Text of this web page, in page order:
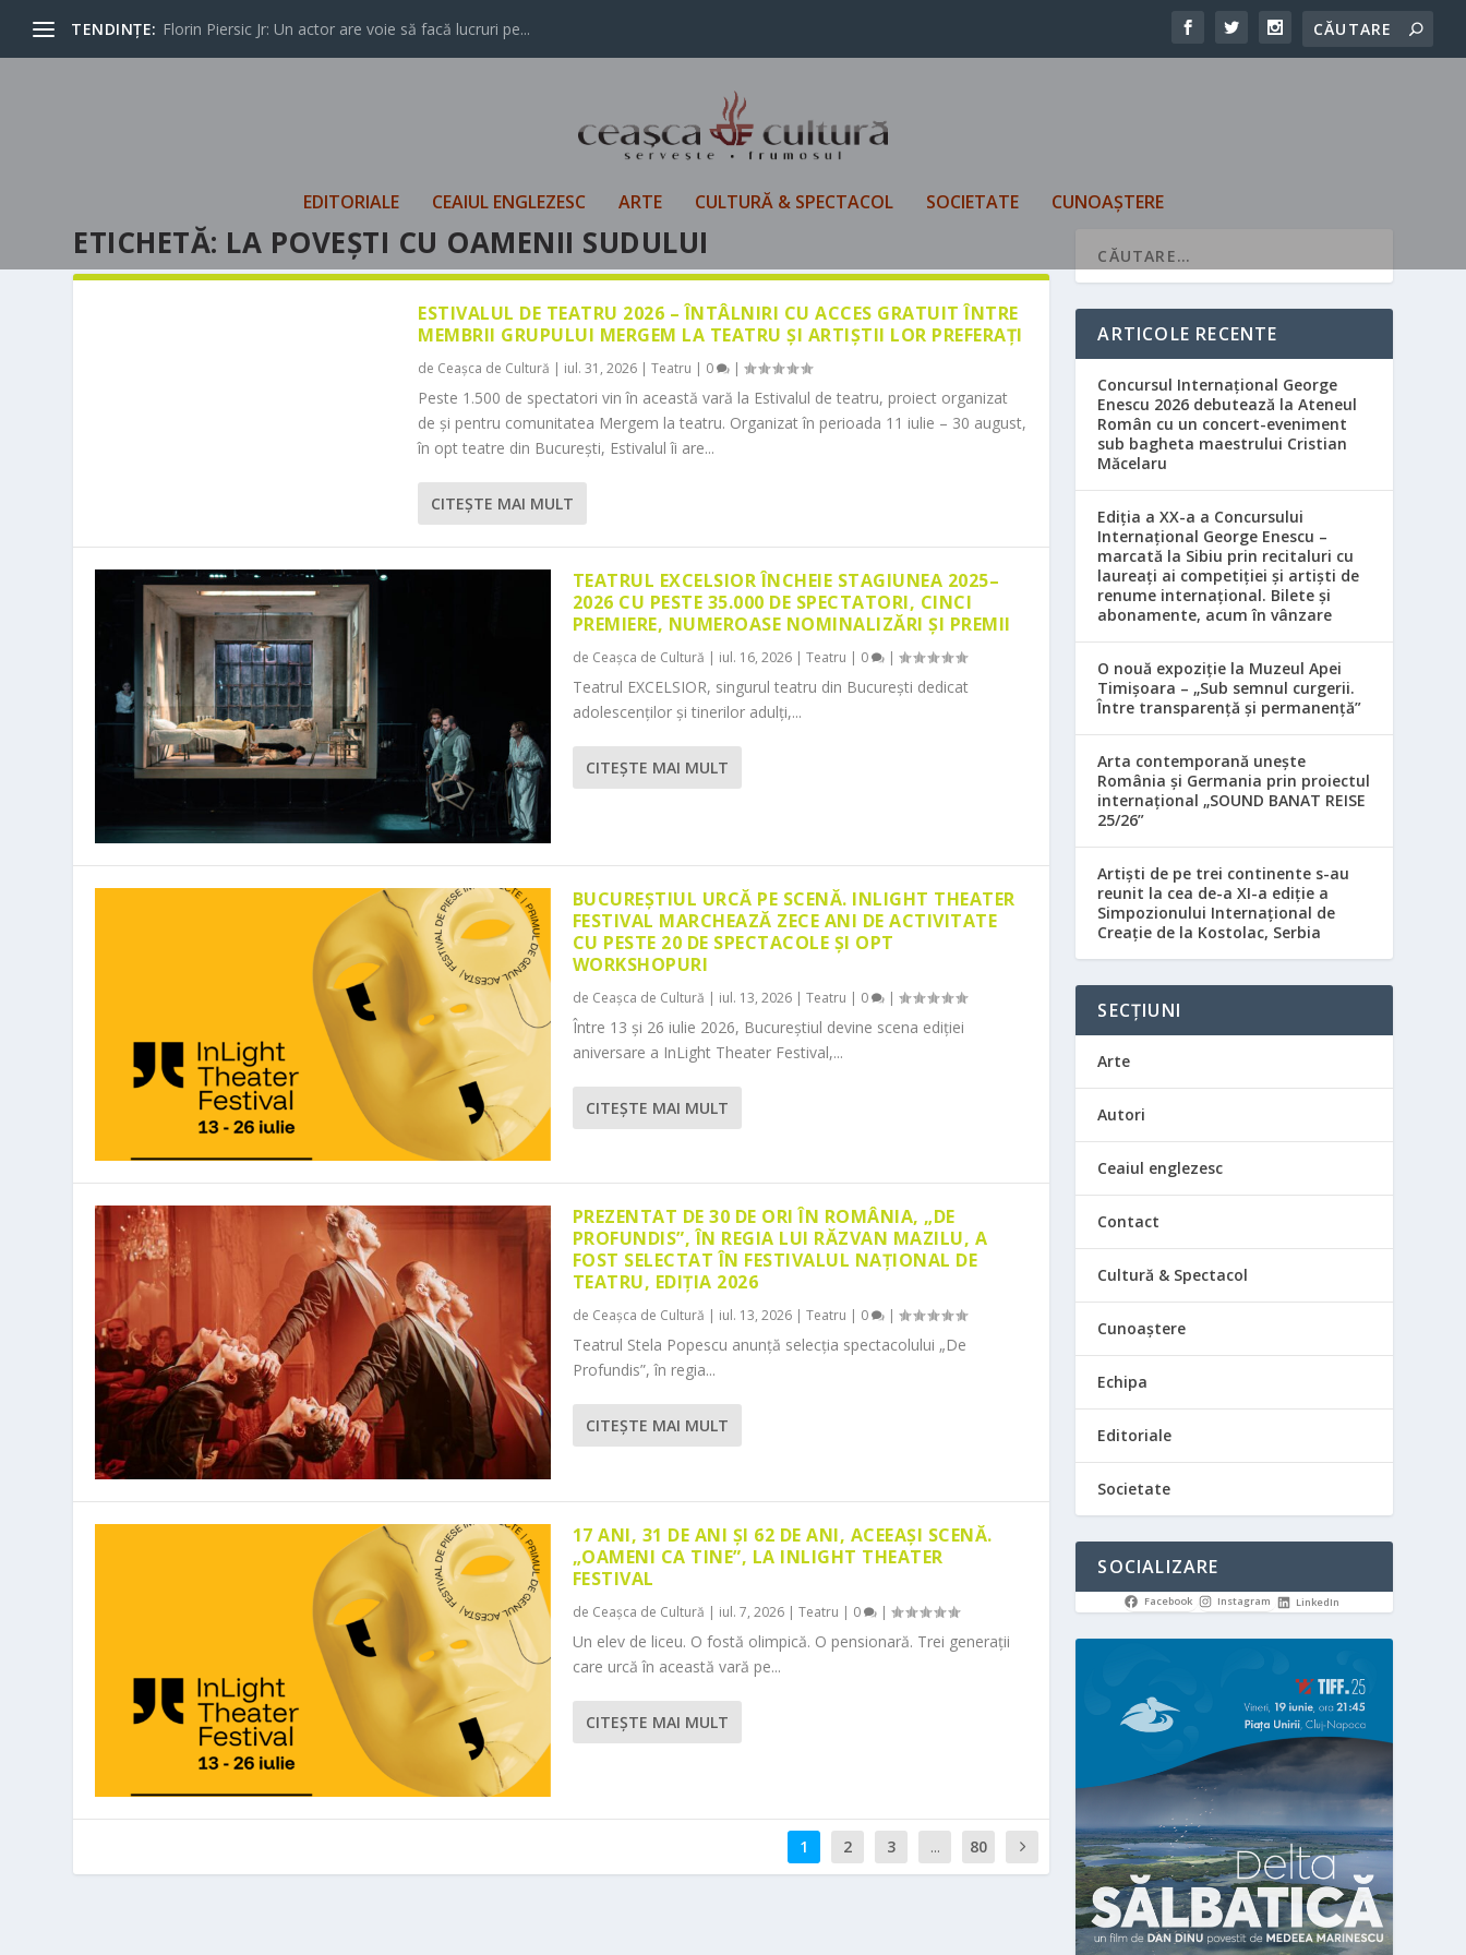
TENDINȚE: Florin Piersic Jr: Un actor are voie să facă lucruri pe...
EDITORIALE CEAIUL ENGLEZESC ARTE CULTURĂ & SPECTACOL SOCIETATE CUNOAȘTERE
ETICHETĂ: LA POVEȘTI CU OAMENII SUDULUI
ESTIVALUL DE TEATRU 2026 – ÎNTÂLNIRI CU ACCES GRATUIT ÎNTRE
MEMBRII GRUPULUI MERGEM LA TEATRU ȘI ARTIȘTII LOR PREFERAȚI
de Ceașca de Cultură | iul. 31, 2026 |Teatru | 0 |
Peste 1.500 de spectatori vin în această vară la Estivalul de teatru, proiect organizat
de și pentru comunitatea Mergem la teatru. Organizat în perioada 11 iulie – 30 august,
în opt teatre din București, Estivalul îi are...
CITEŞTE MAI MULT
TEATRUL EXCELSIOR ÎNCHEIE STAGIUNEA 2025–
2026 CU PESTE 35.000 DE SPECTATORI, CINCI
PREMIERE, NUMEROASE NOMINALIZĂRI ȘI PREMII
de Ceașca de Cultură | iul. 16, 2026| Teatru | 0 |
Teatrul EXCELSIOR, singurul teatru din București dedicat
adolescenților și tinerilor adulți,...
CITEŞTE MAI MULT
BUCUREȘTIUL URCĂ PE SCENĂ. INLIGHT THEATER
FESTIVAL MARCHEAZĂ ZECE ANI DE ACTIVITATE
CU PESTE 20 DE SPECTACOLE ȘI OPT
WORKSHOPURI
de Ceașca de Cultură | iul. 13, 2026| Teatru | 0 |
Între 13 și 26 iulie 2026, Bucureștiul devine scena ediției
aniversare a InLight Theater Festival,...
CITEŞTE MAI MULT
PREZENTAT DE 30 DE ORI ÎN ROMÂNIA, „DE
PROFUNDIS”, ÎN REGIA LUI RĂZVAN MAZILU, A
FOST SELECTAT ÎN FESTIVALUL NAȚIONAL DE
TEATRU, EDIȚIA 2026
de Ceașca de Cultură | iul. 13, 2026| Teatru | 0 |
Teatrul Stela Popescu anunță selecția spectacolului „De
Profundis”, în regia...
CITEŞTE MAI MULT
17 ANI, 31 DE ANI ȘI 62 DE ANI, ACEEAȘI SCENĂ.
„OAMENI CA TINE”, LA INLIGHT THEATER
FESTIVAL
de Ceașca de Cultură | iul. 7, 2026| Teatru | 0 |
Un elev de liceu. O fostă olimpică. O pensionară. Trei generații
care urcă în această vară pe...
CITEŞTE MAI MULT
1 2 3 ... 80
ARTICOLE RECENTE
Concursul Internațional George
Enescu 2026 debutează la Ateneul
Român cu un concert-eveniment
sub bagheta maestrului Cristian
Măcelaru
Ediția a XX-a a Concursului
Internațional George Enescu –
marcată la Sibiu prin recitaluri cu
laureați ai competiției și artiști de
renume internațional. Bilete și
abonamente, acum în vânzare
O nouă expoziție la Muzeul Apei
Timișoara – „Sub semnul curgerii.
Între transparență și permanență”
Arta contemporană unește
România și Germania prin proiectul
internațional „SOUND BANAT REISE
25/26”
Artiști de pe trei continente s-au
reunit la cea de-a XI-a ediție a
Simpozionului Internațional de
Creație de la Kostolac, Serbia
SECȚIUNI
Arte
Autori
Ceaiul englezesc
Contact
Cultură & Spectacol
Cunoaștere
Echipa
Editoriale
Societate
SOCIALIZARE
Facebook Instagram LinkedIn